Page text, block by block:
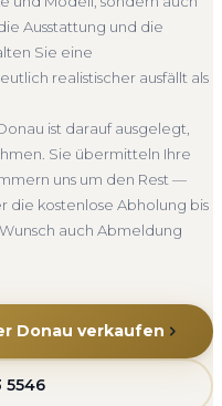
Nicht fahrbereitÜber 4.800
Ausstattung und die
Sie eine
realistischer ausfällt als
ist darauf ausgelegt,
Sie übermitteln Ihre
uns um den Rest —
kostenlose Abholung bis
auch Abmeldung
Donau verkaufen
5546